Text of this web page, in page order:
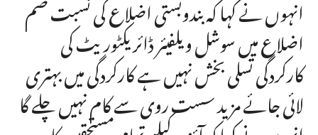
انہوں نے کہا کہ بندوبستی اضلاع کی نسبت ضم
اضلاع میں سوشل ویلفیئر ڈائریکٹوریٹ کی
کارکردگی تسلی بخش نہیں ہے کارکردگی میں بہتری
لائی جائے مزید سست روی سے کام نہیں چلے گا